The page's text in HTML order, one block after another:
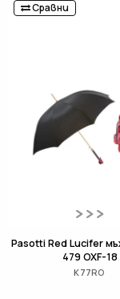
Сравни
Pasotti Red Lucifer
479 OXF-18
K77RO